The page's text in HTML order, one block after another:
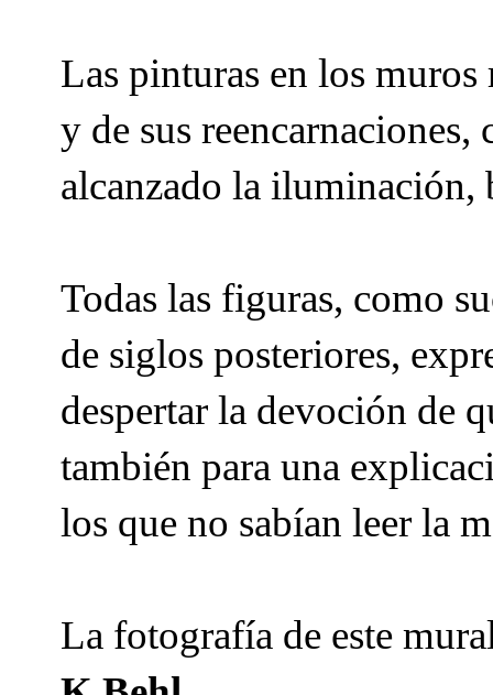
Las pinturas en los
y de sus
alcanzado la iluminación,
Todas las figuras, como
de siglos posteriores,
despertar la devoción de
también para una
los que no sabían leer la
La fotografía de este